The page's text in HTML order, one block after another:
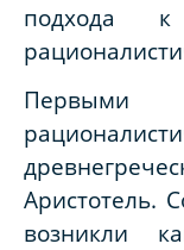
подхода к
Аристотель.
возникли